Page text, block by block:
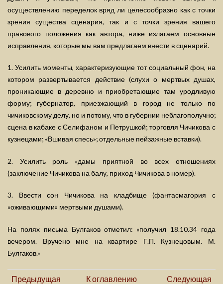
осуществлению переделок вряд ли целесообразно как с точки
зрения существа сценария, так и с точки зрения вашего
правового положения как автора, ниже излагаем основные
исправления, которые мы вам предлагаем внести в сценарий.
1. Усилить моменты, характеризующие тот социальный фон, на
котором развертывается действие (слухи о мертвых душах,
проникающие в деревню и приобретающие там уродливую
форму; губернатор, приезжающий в город не только по
чичиковскому делу, но и потому, что в губернии неблагополучно;
сцена в кабаке с Селифаном и Петрушкой; торговля Чичикова с
кузнецами; «Вшивая спесь»; отдельные пейзажные вставки).
2. Усилить роль «дамы приятной во всех отношениях
(заключение Чичикова на балу, приход Чичикова в номер).
3. Ввести сон Чичикова на кладбище (фантасмагория с
«оживающими» мертвыми душами).
На полях письма Булгаков отметил: «получил 18.10.34 года
вечером. Вручено мне на квартире Г.П. Кузнецовым. М.
Булгаков.»
Предыдущая
К оглавлению
Следующая